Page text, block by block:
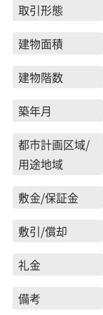
取引形態
建物面積
建物階数
築年月
都市計画区域/
用途地域
敷金/保証金
敷引/償却
礼金
備考